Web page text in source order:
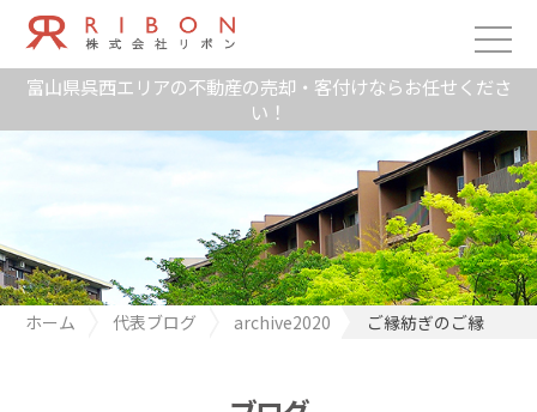
富山県呉西エリアの不動産の売却・客付けならお任せくださ
い！
ホーム 代表ブログ archive2020 ご縁紡ぎのご縁